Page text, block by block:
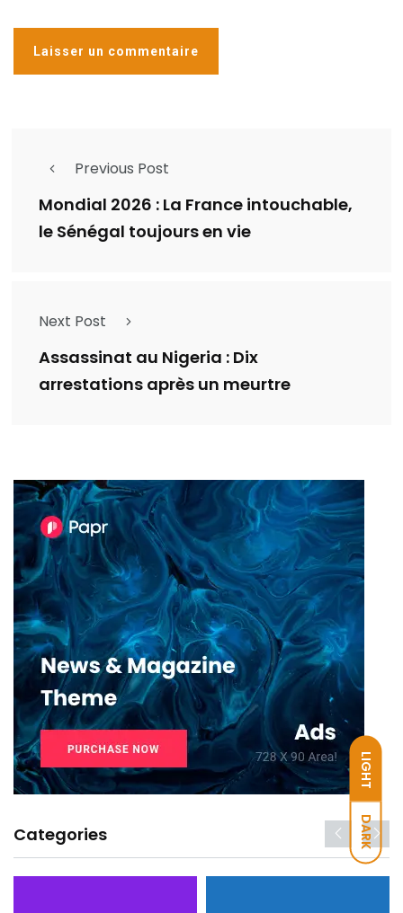
LIGHT
DARK
Previous Post
Mondial 2026 : La France intouchable,
le Sénégal toujours en vie
Next Post
Assassinat au Nigeria : Dix
arrestations après un meurtre
Categories